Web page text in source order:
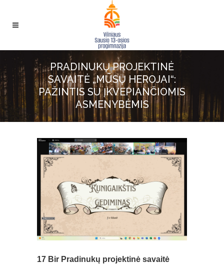
PRADINUKŲ PROJEKTINĖ
SAVAITĖ „MŪSŲ HEROJAI“:
PAŽINTIS SU ĮKVEPIANČIOMIS
ASMENYBĖMIS
17 Bir Pradinukų projektinė savaitė